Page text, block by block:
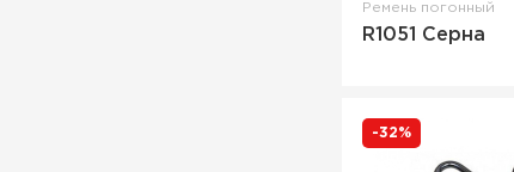
Ремень погонный
R1051 Серна
-32%